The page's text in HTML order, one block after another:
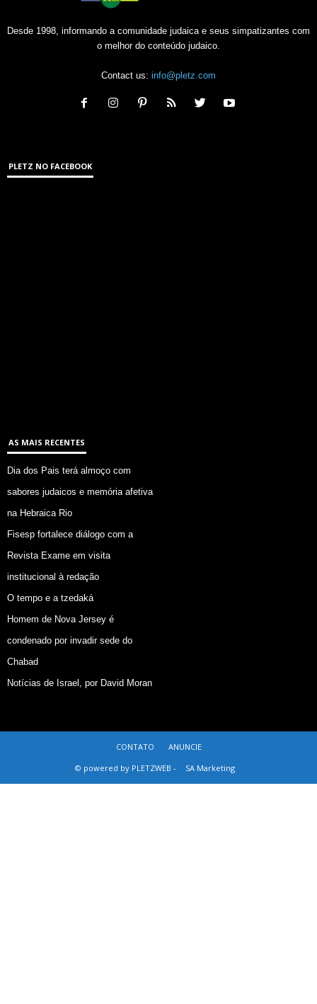
Desde 1998, informando a comunidade judaica e seus simpatizantes com
o melhor do conteúdo judaico.
Contact us: info@pletz.com
PLETZ NO FACEBOOK
AS MAIS RECENTES
Dia dos Pais terá almoço com
sabores judaicos e memória afetiva
na Hebraica Rio
Fisesp fortalece diálogo com a
Revista Exame em visita
institucional à redação
O tempo e a tzedaká
Homem de Nova Jersey é
condenado por invadir sede do
Chabad
Notícias de Israel, por David Moran
CONTATO
ANUNCIE
© powered by PLETZWEB -
SA Marketing